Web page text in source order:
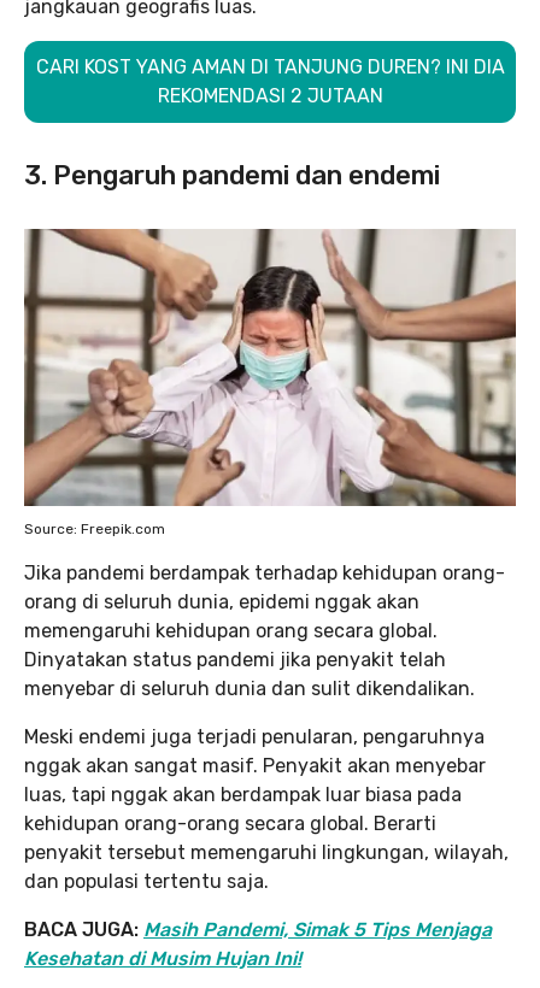
jangkauan geografis luas.
CARI KOST YANG AMAN DI TANJUNG DUREN? INI DIA
REKOMENDASI 2 JUTAAN
3. Pengaruh pandemi dan endemi
Source: Freepik.com
Jika pandemi berdampak terhadap kehidupan orang-
orang di seluruh dunia, epidemi nggak akan
memengaruhi kehidupan orang secara global.
Dinyatakan status pandemi jika penyakit telah
menyebar di seluruh dunia dan sulit dikendalikan.
Meski endemi juga terjadi penularan, pengaruhnya
nggak akan sangat masif. Penyakit akan menyebar
luas, tapi nggak akan berdampak luar biasa pada
kehidupan orang-orang secara global. Berarti
penyakit tersebut memengaruhi lingkungan, wilayah,
dan populasi tertentu saja.
BACA JUGA: Masih Pandemi, Simak 5 Tips Menjaga
Kesehatan di Musim Hujan Ini!